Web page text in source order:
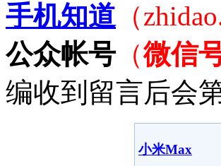
手机知道 （
公众帐号（微信
编收到留言后会
小米Max